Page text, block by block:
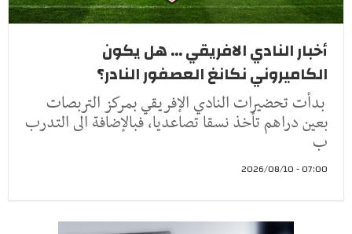
أخبار النادي الافريقي ... هل يكون
الكاميروني نكانغ العصفور النادر؟
بدأت تحضيرات النادي الإفريقي بمركز التربصات
بعين دراهم تأخذ نسقا تصاعديا، فبالإضافة الى التدرب
ب
07:00 - 2026/08/10